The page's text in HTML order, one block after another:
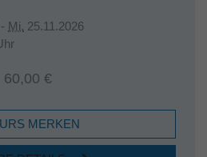
Mi. 25.11.2026
60,00 €
MERKEN